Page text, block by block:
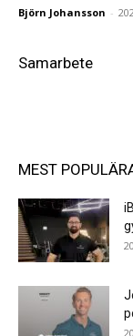
Björn Johansson -
Samarbete
MEST